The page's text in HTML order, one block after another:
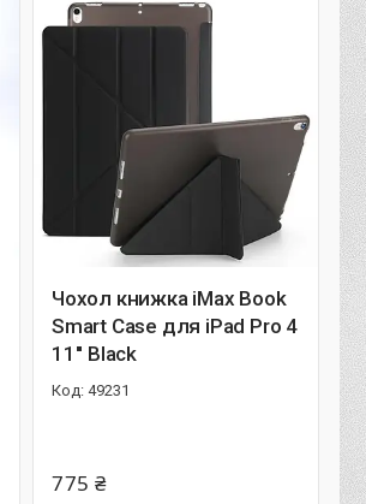
Чохол книжка iMax Book
Smart Case для iPad Pro 4
11'' Black
49231
775 ₴